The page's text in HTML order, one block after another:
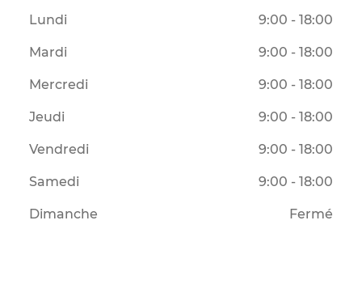
Lundi 9:00 - 18:00
Mardi 9:00 - 18:00
Mercredi 9:00 - 18:00
Jeudi 9:00 - 18:00
Vendredi 9:00 - 18:00
Samedi 9:00 - 18:00
Dimanche Fermé